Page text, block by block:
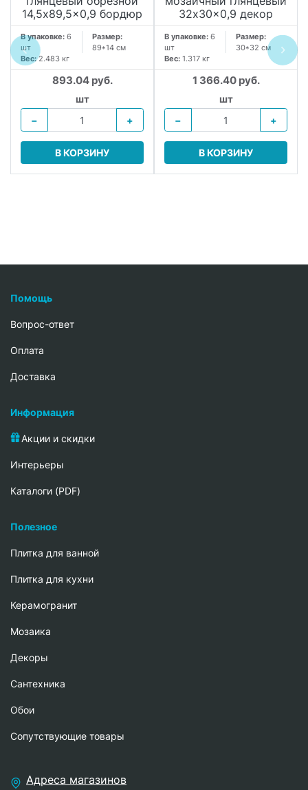
14,5x89,5x0,9 бордюр
В упаковке: 6
шт
Размер:
89*14 см
Вес:2.483 кг
893.04 руб.
шт
−
+
В КОРЗИНУ
32x30x0,9 декор
В упаковке: 6
шт
Размер:
30*32 см
Вес: 1.317 кг
1 366.40 руб.
шт
−
+
В КОРЗИНУ
Помощь
Вопрос-ответ
Oплата
Доставка
Информация
Акции и скидки
Интерьеры
Каталоги (PDF)
Полезное
Плитка для ванной
Плитка для кухни
Керамогранит
Мозаика
Декоры
Сантехника
Обои
Сопутствующие товары
Адреса магазинов